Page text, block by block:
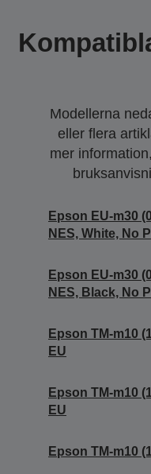
Modellerna
eller flera
mer
Epson EU-m30
NES, White, No
Epson EU-m30
NES, Black, No
Epson TM-m10
EU
Epson TM-m10
EU
Epson TM-m10